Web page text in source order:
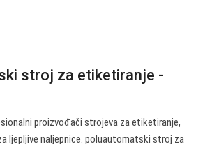
stroj za etiketiranje -
proizvođači strojeva za etiketiranje,
ljepljive naljepnice. poluautomatski stroj za